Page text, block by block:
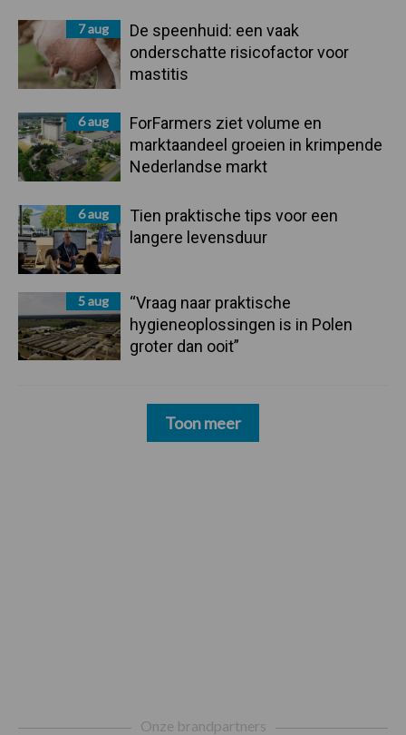
7 aug
De speenhuid: een vaak
onderschatte risicofactor voor
mastitis
6 aug
ForFarmers ziet volume en
marktaandeel groeien in krimpende
Nederlandse markt
6 aug
Tien praktische tips voor een
langere levensduur
5 aug
“Vraag naar praktische
hygieneoplossingen is in Polen
groter dan ooit”
Toon meer
Onze brandpartners